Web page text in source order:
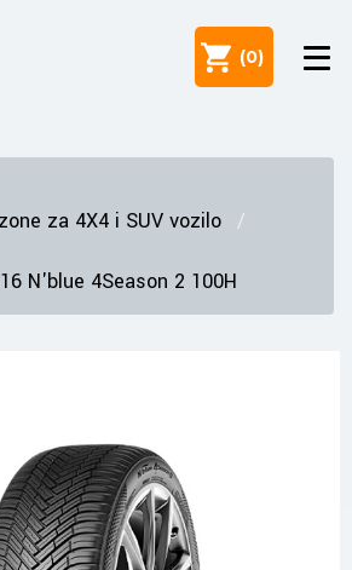
(0)
za 4X4 i SUV vozilo
N'blue 4Season 2 100H